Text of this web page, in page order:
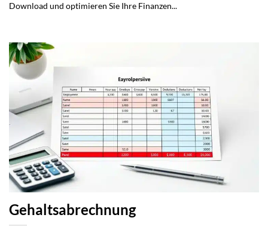
Download und optimieren Sie Ihre Finanzen...
Gehaltsabrechnung